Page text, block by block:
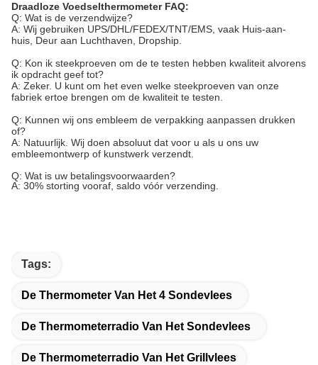
Draadloze Voedselthermometer FAQ:
Q: Wat is de verzendwijze?
A: Wij gebruiken UPS/DHL/FEDEX/TNT/EMS, vaak Huis-aan-
huis, Deur aan Luchthaven, Dropship.
Q: Kon ik steekproeven om de te testen hebben kwaliteit alvorens
ik opdracht geef tot?
A: Zeker. U kunt om het even welke steekproeven van onze
fabriek ertoe brengen om de kwaliteit te testen.
Q: Kunnen wij ons embleem de verpakking aanpassen drukken
of?
A: Natuurlijk. Wij doen absoluut dat voor u als u ons uw
embleemontwerp of kunstwerk verzendt.
Q: Wat is uw betalingsvoorwaarden?
A: 30% storting vooraf, saldo vóór verzending.
Tags:
De Thermometer Van Het 4 Sondevlees
De Thermometerradio Van Het Sondevlees
De Thermometerradio Van Het Grillvlees